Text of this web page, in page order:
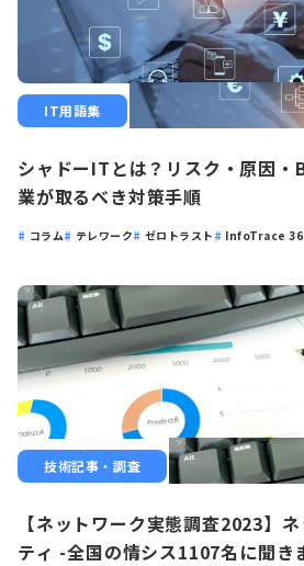
IT用語集
シャドーITとは？リスク・原因・
業が取るべき対策手順
コラム テレワーク ゼロトラスト
InfoTrace
技術記事・調査
【ネットワーク実態調査2023】
ティ -全国の情シス1107名に聞